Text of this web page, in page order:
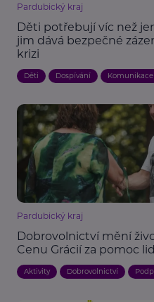
Pardubický kraj
Děti potřebují víc než
jim dává bezpečné
krizi
Děti Dospívání Komunikace
Pardubický kraj
Dobrovolnictví mění
Cenu Grácií za pomoc
Aktivity Dobrovolnictví